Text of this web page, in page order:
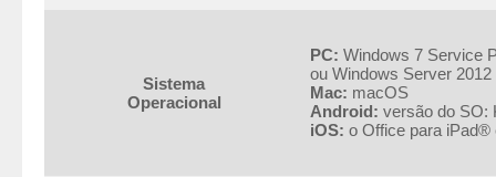
Sistema
Operacional
PC: Windows 7 Service
ou Windows Server 2012
Mac: macOS
Android: versão do SO:
iOS: o Office para iPad®